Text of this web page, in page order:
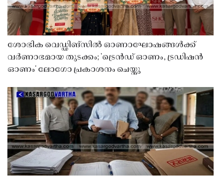
ശോഭിക വെഡ്ഡിങ്സിൽ ഓണാഘോഷങ്ങൾക്ക്
വർണാഭമായ തുടക്കം; 'ട്രെൻഡ് ഓണം, ട്രഡിഷൻ
ഓണം' ലോഗോ പ്രകാശനം ചെയ്തു